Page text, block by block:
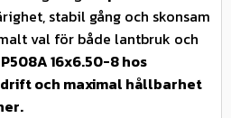
stabil gång och skonsam
val för både lantbruk och
16x6.50-8 hos
och maximal hållbarhet